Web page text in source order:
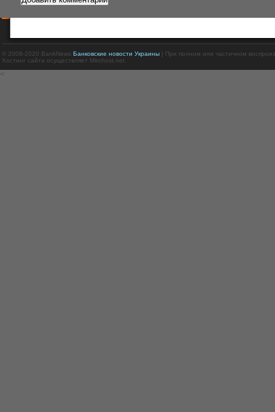
© 2008-2020 BankNews Банковские новости Украины| При полном или частичном
Хостинг сайта осуществляет Mirohost.net.
<